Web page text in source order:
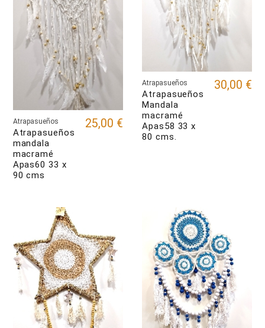
Atrapasueños
Atrapasueños
mandala
macramé
Apas60 33 x
90 cms
25,00 €
Atrapasueños
Atrapasueños
Mandala
macramé
Apas58 33 x
80 cms.
30,00 €